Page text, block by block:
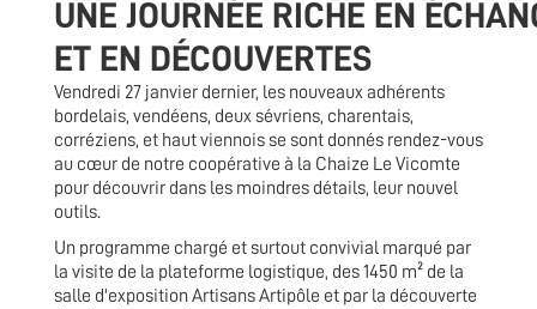
UNE JOURNÉE RICHE EN
ET EN DÉCOUVERTES
Vendredi 27 janvier dernier, les nouveaux adhérents
bordelais, vendéens, deux sévriens, charentais,
corréziens, et haut viennois se sont donnés rendez-vous
au cœur de notre coopérative à la Chaize Le Vicomte
pour découvrir dans les moindres détails, leur nouvel
outils.
Un programme chargé et surtout convivial marqué par
la visite de la plateforme logistique, des 1450 m² de la
salle d'exposition Artisans Artipôle et par la découverte